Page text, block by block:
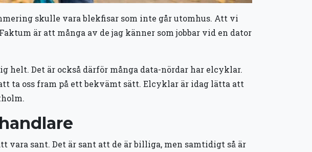
skulle vara blekfisar som inte går utomhus. Att vi
är att många av de jag känner som jobbar vid en dator
Det är också därför många data-nördar har elcyklar.
ta oss fram på ett bekvämt sätt. Elcyklar är idag lätta att
sant. Det är sant att de är billiga, men samtidigt så är